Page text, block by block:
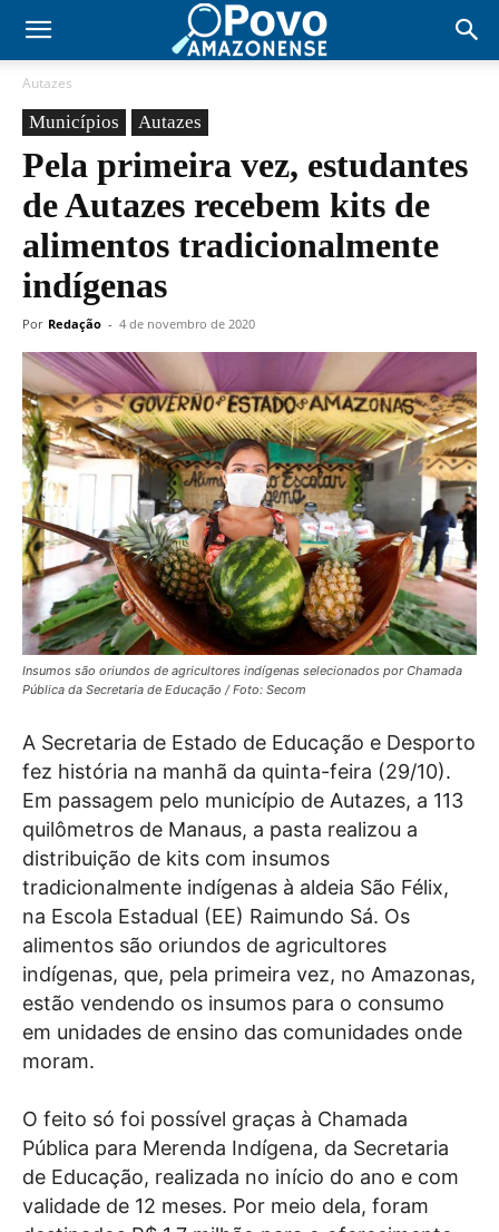
Autazes
Municípios Autazes
Pela primeira vez, estudantes
de Autazes recebem kits de
alimentos tradicionalmente
indígenas
Por Redação - 4 de novembro de 2020
Insumos são oriundos de agricultores indígenas selecionados por Chamada
Pública da Secretaria de Educação / Foto: Secom
A Secretaria de Estado de Educação e Desporto
fez história na manhã da quinta-feira (29/10).
Em passagem pelo município de Autazes, a 113
quilômetros de Manaus, a pasta realizou a
distribuição de kits com insumos
tradicionalmente indígenas à aldeia São Félix,
na Escola Estadual (EE) Raimundo Sá. Os
alimentos são oriundos de agricultores
indígenas, que, pela primeira vez, no Amazonas,
estão vendendo os insumos para o consumo
em unidades de ensino das comunidades onde
moram.
O feito só foi possível graças à Chamada
Pública para Merenda Indígena, da Secretaria
de Educação, realizada no início do ano e com
validade de 12 meses. Por meio dela, foram